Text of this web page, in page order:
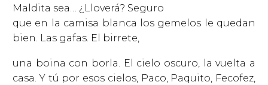
Maldita sea… ¿Lloverá? Seguro
que en la camisa blanca los gemelos le quedan
bien. Las gafas. El birrete,
una boina con borla. El cielo oscuro, la vuelta a
casa. Y tú por esos cielos, Paco, Paquito, Fecofez,